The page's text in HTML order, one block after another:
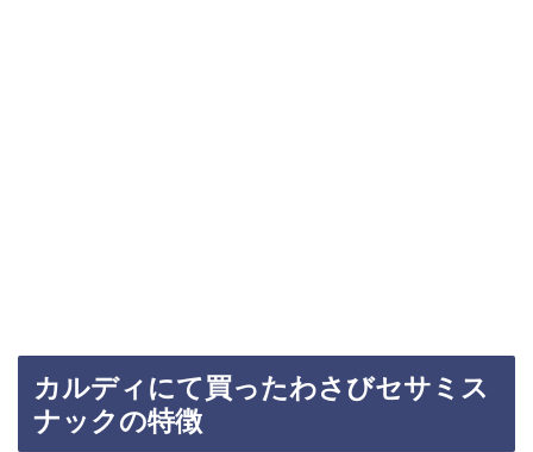
カルディにて買ったわさびセサミス
ナックの特徴